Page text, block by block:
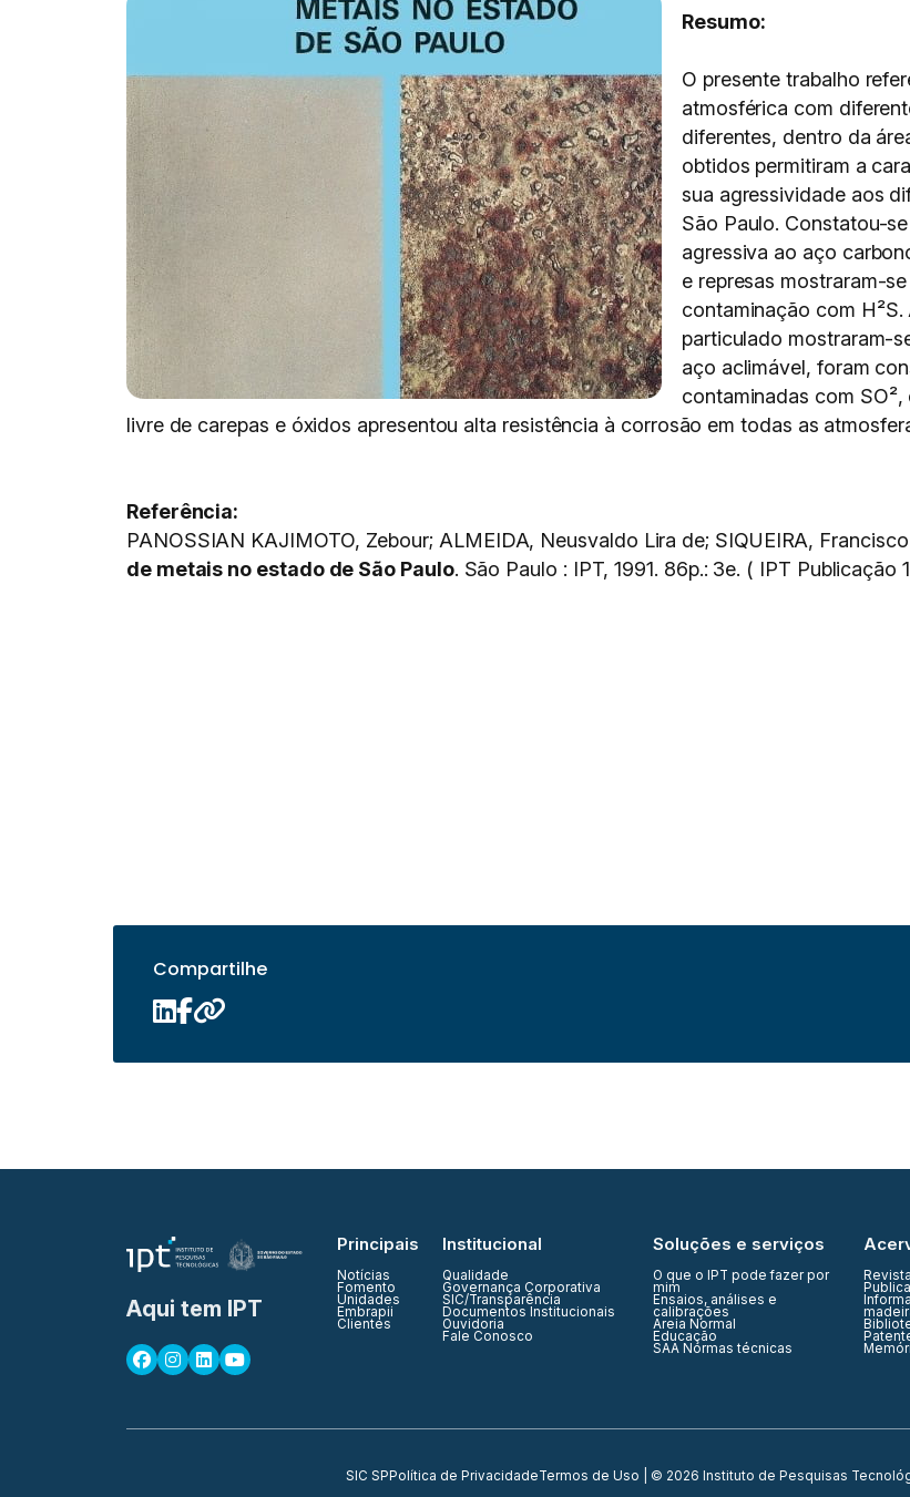
Resumo:
O presente trabalho
atmosférica com
diferentes, dentro da
obtidos permitiram a
sua agressividade aos
São Paulo. Constatou-
agressiva ao aço
e represas mostraram-
contaminação com
particulado mostraram-
aço aclimável, foram
contaminadas com
livre de carepas e óxidos apresentou alta resistência à corrosão em todas as
Referência:
PANOSSIAN KAJIMOTO, Zebour; ALMEIDA, Neusvaldo Lira de; SIQUEIRA,
de metais no estado de São Paulo. São Paulo : IPT, 1991. 86p.: 3e. ( IPT Publicação
Compartilhe
Aqui tem IPT
Principais
Notícias
Fomento
Unidades
Embrapii
Clientes
Institucional
Qualidade
Governança Corporativa
SIC/Transparência
Documentos Institucionais
Ouvidoria
Fale Conosco
Soluções e serviços
O que o IPT pode fazer por
mim
Ensaios, análises e
calibrações
Areia Normal
Educação
SAA Normas técnicas
SIC SPPolítica de PrivacidadeTermos de Uso | © 2026 Instituto de Pesquisas